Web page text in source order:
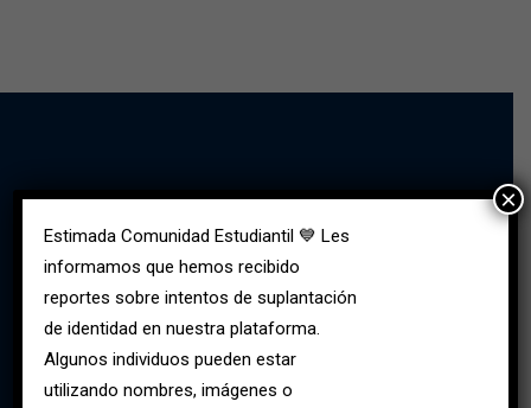
Sede Norte (Suba)
Estimada Comunidad Estudiantil 💙 Les
informamos que hemos recibido
reportes sobre intentos de suplantación
de identidad en nuestra plataforma.
Algunos individuos pueden estar
utilizando nombres, imágenes o
×